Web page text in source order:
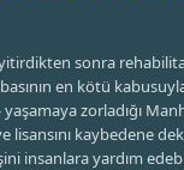
yitirdikten sonra
en kötü
zorladığı
lisansını kaybedene
insanlara yardım